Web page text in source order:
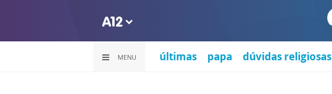
MENU últimas papa dúvidas religiosas